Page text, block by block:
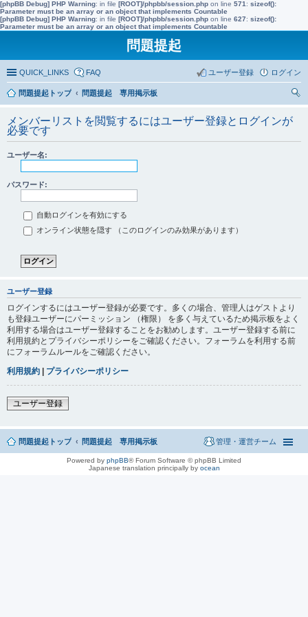
[phpBB Debug] PHP Warning: in file [ROOT]/phpbb/session.php on line 571 : sizeof():
Parameter must be an array or an object that implements Countable
[phpBB Debug] PHP Warning: in file [ROOT]/phpbb/session.php on line 627: sizeof():
Parameter must be an array or an object that implements Countable
問題提起
QUICK_LINKS FAQ ログイン
ユーザー登録
問題提起トップ
問題提起 専用掲示板
メンバーリストを閲覧するにはユーザー登録とログインが
必要です
ユーザー名:
パスワード:
自動ログインを有効にする
オンライン状態を隠す （このログインのみ効果があります）
ユーザー登録
ログインするにはユーザー登録が必要です。多くの場合、管理人はゲストより
も登録ユーザーにパーミッション （権限） を多く与えているため掲示板をよく
利用する場合はユーザー登録することをお勧めします。ユーザー登録する前に
利用規約とプライバシーポリシーをご確認ください。フォーラムを利用する前
にフォーラムルールをご確認ください。
利用規約 | プライバシーポリシー
ユーザー登録
問題提起トップ 問題提起 専用掲示板 管理・運営チーム
Powered by phpBB® Forum Software © phpBB Limited
Japanese translation principally by ocean